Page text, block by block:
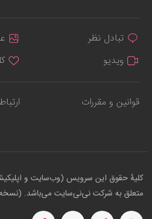
تبادل نظر
ویدیو
قوانین و مقررات
کلیهٔ حقوق این سرویس (وب‌سایت و
متعلق به شرکت نی‌نی‌سایت می‌باشد. (نسخه: